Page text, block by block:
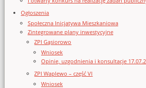
Ogłoszenia
Społeczna Inicjatywa Mieszkaniowa
Zintegrowane plany inwestycyjne
ZPI Gąsiorowo
Wniosek
Opinie, uzgodnienia i konsultacje
ZPI Waplewo – część VI
Wniosek